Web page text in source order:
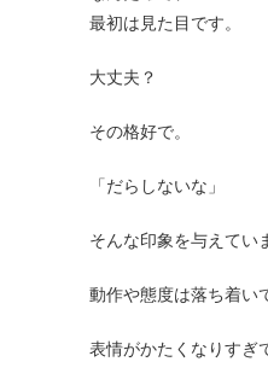
最初は見た目です。
大丈夫？
その格好で。
「だらしないな」
そんな印象を与えてい
動作や態度は落ち着い
表情がかたくなりすぎ